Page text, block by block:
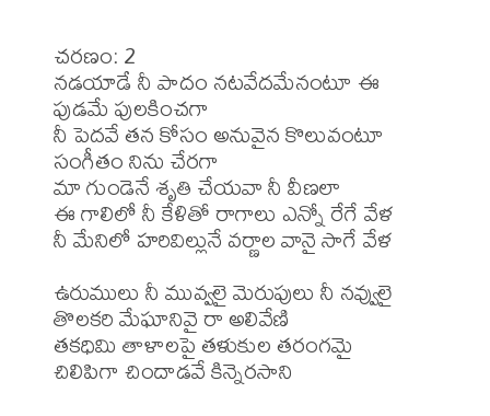
చరణం: 2
నడయాడే నీ పాదం నటవేదమేనంటూ ఈ
పుడమే పులకించగా
నీ పెదవే తన కోసం అనువైన కొలువంటూ
సంగీతం నిను చేరగా
మా గుండెనే శృతి చేయవా నీ వీణలా
ఈ గాలిలో నీ కేళితో రాగాలు ఎన్నో రేగే వేళ
నీ మేనిలో హరివిల్లునే వర్ణాల వానై సాగే వేళ
ఉరుములు నీ మువ్వలై మెరుపులు నీ నవ్వులై
తొలకరి మేఘానివై రా అలివేణి
తకధిమి తాళాలపై తళుకుల తరంగమై
చిలిపిగా చిందాడవే కిన్నెరసాని